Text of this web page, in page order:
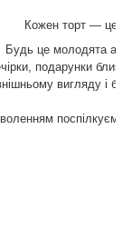
Кожен торт ― це
Будь це молодята або
подарунки
вигляду і